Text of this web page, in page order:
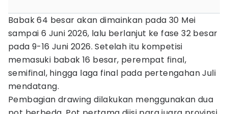
Babak 64 besar akan dimainkan pada 30 Mei
sampai 6 Juni 2026, lalu berlanjut ke fase 32 besar
pada 9-16 Juni 2026. Setelah itu kompetisi
memasuki babak 16 besar, perempat final,
semifinal, hingga laga final pada pertengahan Juli
mendatang.
Pembagian drawing dilakukan menggunakan dua